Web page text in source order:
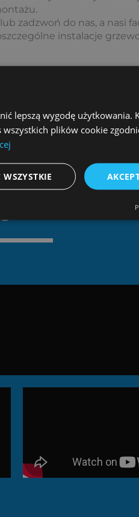
zadzwoń do nas, a nasi
instalacje
group_id=”1249″]
lepszą wygodę użytkowania.
plików cookie
WSZYSTKIE